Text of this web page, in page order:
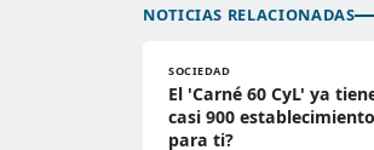
NOTICIAS RELACIONADAS
SOCIEDAD
El 'Carné 60 CyL' ya
casi 900
para ti?